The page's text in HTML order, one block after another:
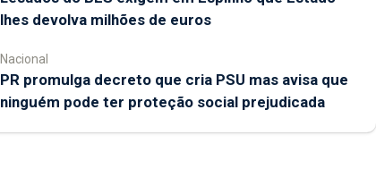
lhes devolva milhões de euros
Nacional
PR promulga decreto que cria PSU mas avisa que
ninguém pode ter proteção social prejudicada